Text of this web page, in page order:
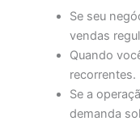
Se seu
vendas
Quando
recorrentes.
Se a
demanda